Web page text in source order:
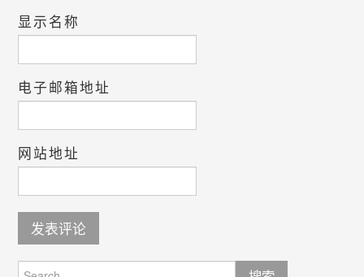
显示名称
电子邮箱地址
网站地址